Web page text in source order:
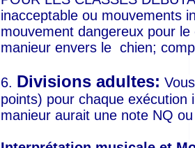
inacceptable ou mouvements
mouvement dangereux pour
manieur envers le chien;
6. Divisions adultes:
points) pour chaque exécution
manieur aurait une note NQ